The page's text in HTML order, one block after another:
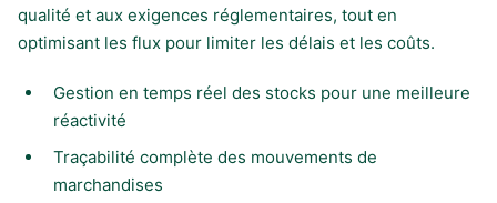
qualité et aux exigences réglementaires, tout en
optimisant les flux pour limiter les délais et les coûts.
Gestion en temps réel des stocks pour une meilleure
réactivité
Traçabilité complète des mouvements de
marchandises